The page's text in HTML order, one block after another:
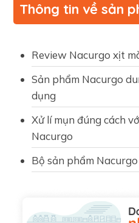
Thông tin về sản
Review Nacurgo xịt
Sản phẩm Nacurgo
dụng
Xử lí mụn đúng cách
Nacurgo
Bộ sản phẩm